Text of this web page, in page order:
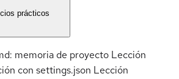
prácticos
memoria de proyecto Lección
con settings.json Lección